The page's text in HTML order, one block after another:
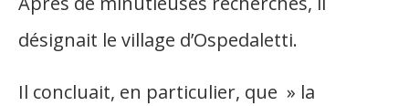
désignait le village d’Ospedaletti.
Il concluait, en particulier, que » la